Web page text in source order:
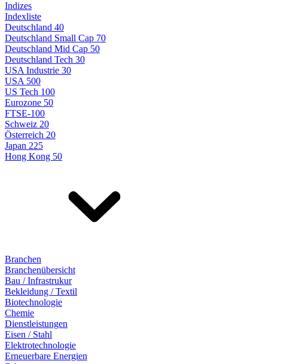
Indizes
Indexliste
Deutschland 40
Deutschland Small Cap 70
Deutschland Mid Cap 50
Deutschland Tech 30
USA Industrie 30
USA 500
US Tech 100
Eurozone 50
FTSE-100
Schweiz 20
Österreich 20
Japan 225
Hong Kong 50
Branchen
Branchenübersicht
Bau / Infrastrukur
Bekleidung / Textil
Biotechnologie
Chemie
Dienstleistungen
Eisen / Stahl
Elektrotechnologie
Erneuerbare Energien